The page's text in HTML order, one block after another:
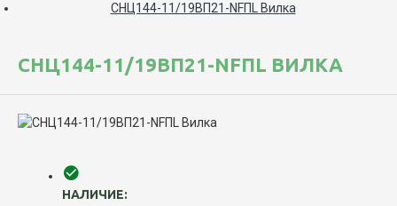
СНЦ144-11/19ВП21-NFПL Вилка
СНЦ144-11/19ВП21-NFПL ВИЛКА
НАЛИЧИЕ: